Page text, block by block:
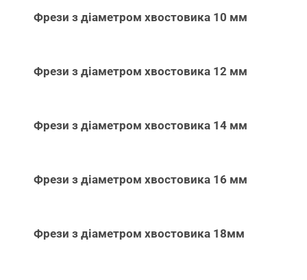
Фрези з діаметром хвостовика 10 мм
Фрези з діаметром хвостовика 12 мм
Фрези з діаметром хвостовика 14 мм
Фрези з діаметром хвостовика 16 мм
Фрези з діаметром хвостовика 18мм